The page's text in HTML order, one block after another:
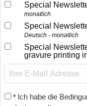
Special
monatlich
Special
Deutsch - monatlich
Special
gravure printing
* Ich habe die